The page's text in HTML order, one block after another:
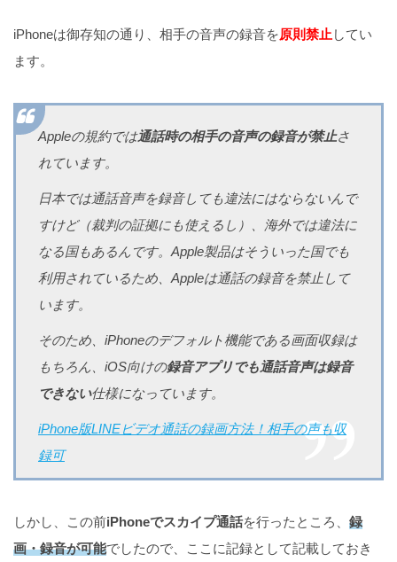
iPhoneは御存知の通り、相手の音声の録音を原則禁止 してい
ます。
Appleの規約では通話時の相手の音声の録音が禁止さ
れています。
日本では通話音声を録音しても違法にはならないんで
すけど（裁判の証拠にも使えるし）、海外では違法に
なる国もあるんです。Apple製品はそういった国でも
利用されているため、Appleは通話の録音を禁止して
います。
そのため、iPhoneのデフォルト機能である画面収録は
もちろん、iOS向けの録音アプリでも通話音声は録音
できない仕様になっています。
iPhone版LINEビデオ通話の録画方法！相手の声も収
録可
しかし、この前iPhoneでスカイプ通話を行ったところ、 録
画・録音が可能でしたので、ここに記録として記載しておき